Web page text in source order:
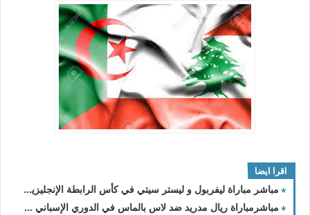
اقرا ايضا
مباشر مباراة ليفربول و ليستر سيتي في كأس الرابطة الإنجليزية 2023/2024 والقنوات الناقلة
مباشرمباراة ريال مدريد ضد لاس بالماس في الدوري الإسباني والقنوات الناقلة